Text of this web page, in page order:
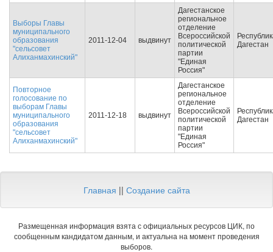
Выборы Главы
муниципального
образования
"сельсовет
Алиханмахинский"
2011-12-04 выдвинут
Дагестанское
региональное
отделение
Всероссийской
политической
партии
"Единая
Россия"
Дагестан
Повторное
голосование по
выборам Главы
муниципального
образования
"сельсовет
Алиханмахинский"
2011-12-18 выдвинут
Дагестанское
региональное
отделение
Всероссийской
политической
партии
"Единая
Россия"
Дагестан
Главная || Создание сайта
Размещенная информация взята с официальных ресурсов ЦИК, по
сообщенным кандидатом данным, и актуальна на момент проведения
выборов.